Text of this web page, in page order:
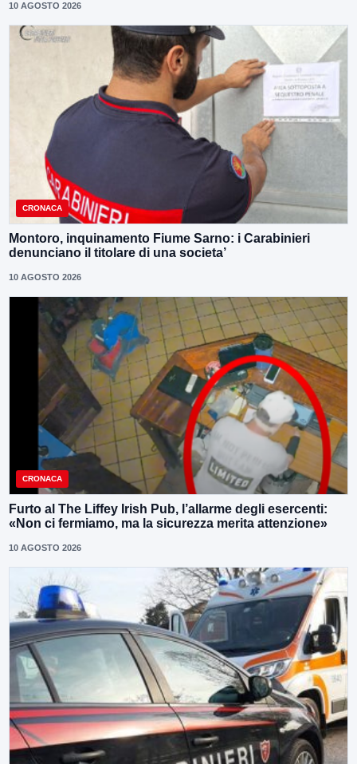
10 AGOSTO 2026
CRONACA
Montoro, inquinamento Fiume Sarno: i Carabinieri
denunciano il titolare di una societa’
10 AGOSTO 2026
CRONACA
Furto al The Liffey Irish Pub, l’allarme degli esercenti:
«Non ci fermiamo, ma la sicurezza merita attenzione»
10 AGOSTO 2026